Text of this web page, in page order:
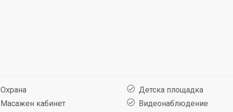
Охрана
Масажен кабинет
Детска площадка
Видеонаблюдение